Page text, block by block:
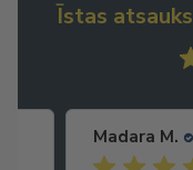
Īstas
Madara M.